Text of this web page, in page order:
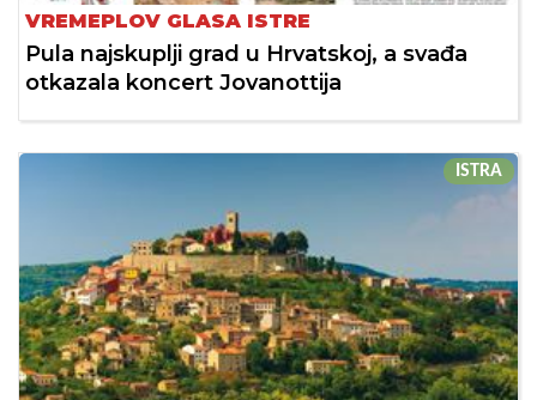
VREMEPLOV GLASA ISTRE
Pula najskuplji grad u Hrvatskoj, a svađa
otkazala koncert Jovanottija
ISTRA